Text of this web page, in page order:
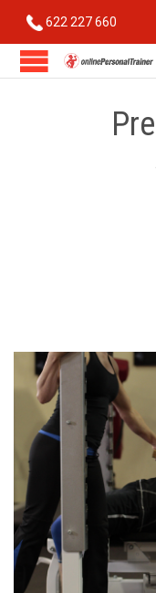
622 227 660